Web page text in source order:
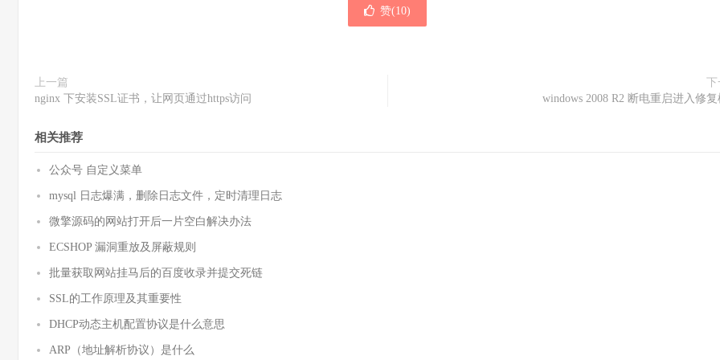
赞(10)
上一篇
nginx 下安装SSL证书，让网页通过https访问
下
windows 2008 R2 断电重启进入修
相关推荐
公众号 自定义菜单
mysql 日志爆满，删除日志文件，定时清理日志
微擎源码的网站打开后一片空白解决办法
ECSHOP 漏洞重放及屏蔽规则
批量获取网站挂马后的百度收录并提交死链
SSL的工作原理及其重要性
DHCP动态主机配置协议是什么意思
ARP（地址解析协议）是什么